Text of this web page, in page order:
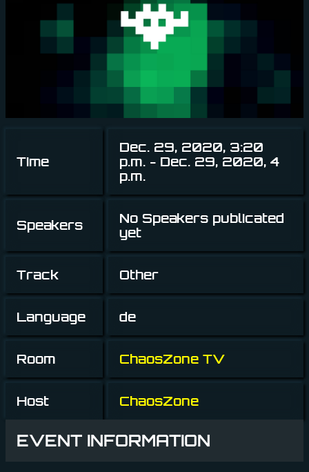
EVENT INFORMATION
Time
Dec. 29, 2020, 3:20
p.m. - Dec. 29, 2020, 4
p.m.
Speakers
No Speakers publicated
yet
Track Other
Language de
Room ChaosZone TV
Host ChaosZone